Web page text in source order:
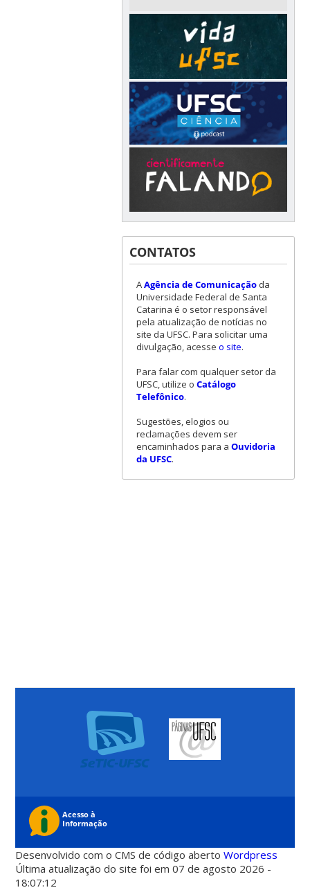
CONTATOS
AAgência de Comunicaçãoda
Universidade Federal de Santa
Catarina é o setor responsável
pela atualização de notícias no
site da UFSC. Para solicitar uma
divulgação, acesse o site.
Para falar com qualquer setor da
UFSC, utilize o Catálogo
Telefônico.
Sugestões, elogios ou
reclamações devem ser
encaminhados para a Ouvidoria
da UFSC.
Desenvolvido com o CMS de código abertoWordpress
Última atualização do site foi em 07 de agosto 2026 -
18:07:12